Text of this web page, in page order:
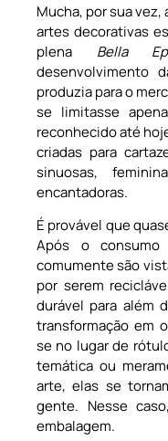
Mucha, por sua
artes decorativas
plena Bella
desenvolvimento
produzia para o
se limitasse
reconhecido até
criadas para
sinuosas,
encantadoras.
É provável que
Após o consumo
comumente são
por serem
durável para além
transformação em
se no lugar de
temática ou
arte, elas se
gente. Nesse
embalagem.